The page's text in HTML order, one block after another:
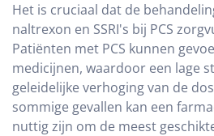
Het is cruciaal dat de
naltrexon en SSRI's bij PCS
Patiënten met PCS kunnen
medicijnen, waardoor een lage
geleidelijke verhoging van de
sommige gevallen kan een
nuttig zijn om de meest